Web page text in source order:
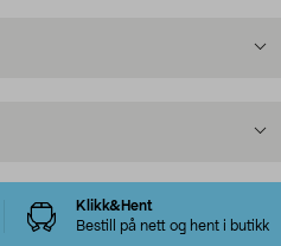
Klikk&Hent
Bestill på nett og hent i butikk